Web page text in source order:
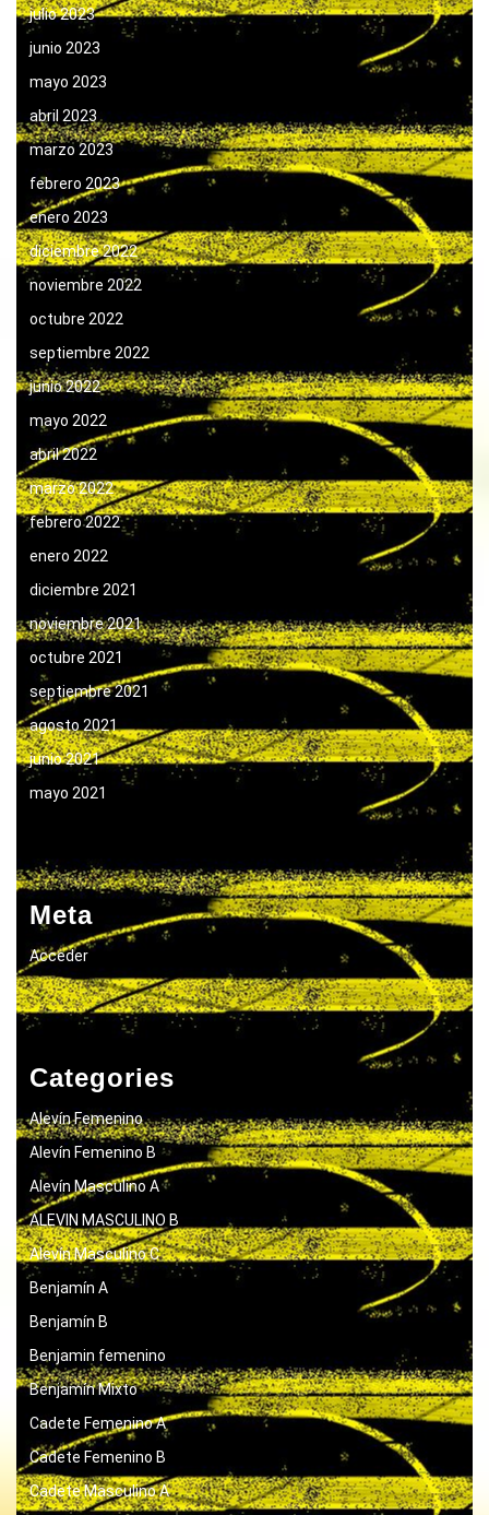
julio 2023
junio 2023
mayo 2023
abril 2023
marzo 2023
febrero 2023
enero 2023
diciembre 2022
noviembre 2022
octubre 2022
septiembre 2022
junio 2022
mayo 2022
abril 2022
marzo 2022
febrero 2022
enero 2022
diciembre 2021
noviembre 2021
octubre 2021
septiembre 2021
agosto 2021
junio 2021
mayo 2021
Meta
Acceder
Categories
Alevín Femenino
Alevín Femenino B
Alevín Masculino A
ALEVIN MASCULINO B
Alevín Masculino C
Benjamín A
Benjamín B
Benjamin femenino
Benjamín Mixto
Cadete Femenino A
Cadete Femenino B
Cadete Masculino A